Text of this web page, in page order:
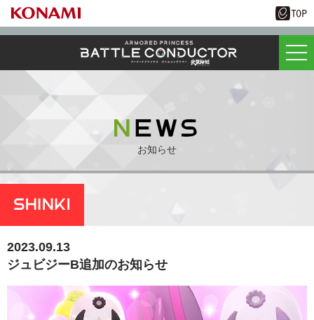
お知らせ
2023.09.13
ジュビジーB追加のお知らせ